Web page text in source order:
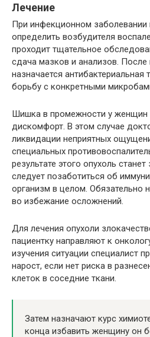
Лечение
При инфекционном заболевании
определить возбудителя
проходит тщательное
сдача мазков и анализов. После
назначается антибактериальная
борьбу с конкретными
Шишка в промежности у
дискомфорт. В этом случае
ликвидации неприятных
специальных
результате этого опухоль
следует позаботиться об
организм в целом. Обязательно
во избежание осложнений.
Для лечения опухоли
пациентку направляют к
изучения ситуации специалист
нарост, если нет риска в
клеток в соседние ткани.
Затем назначают курс
конца избавить женщину он